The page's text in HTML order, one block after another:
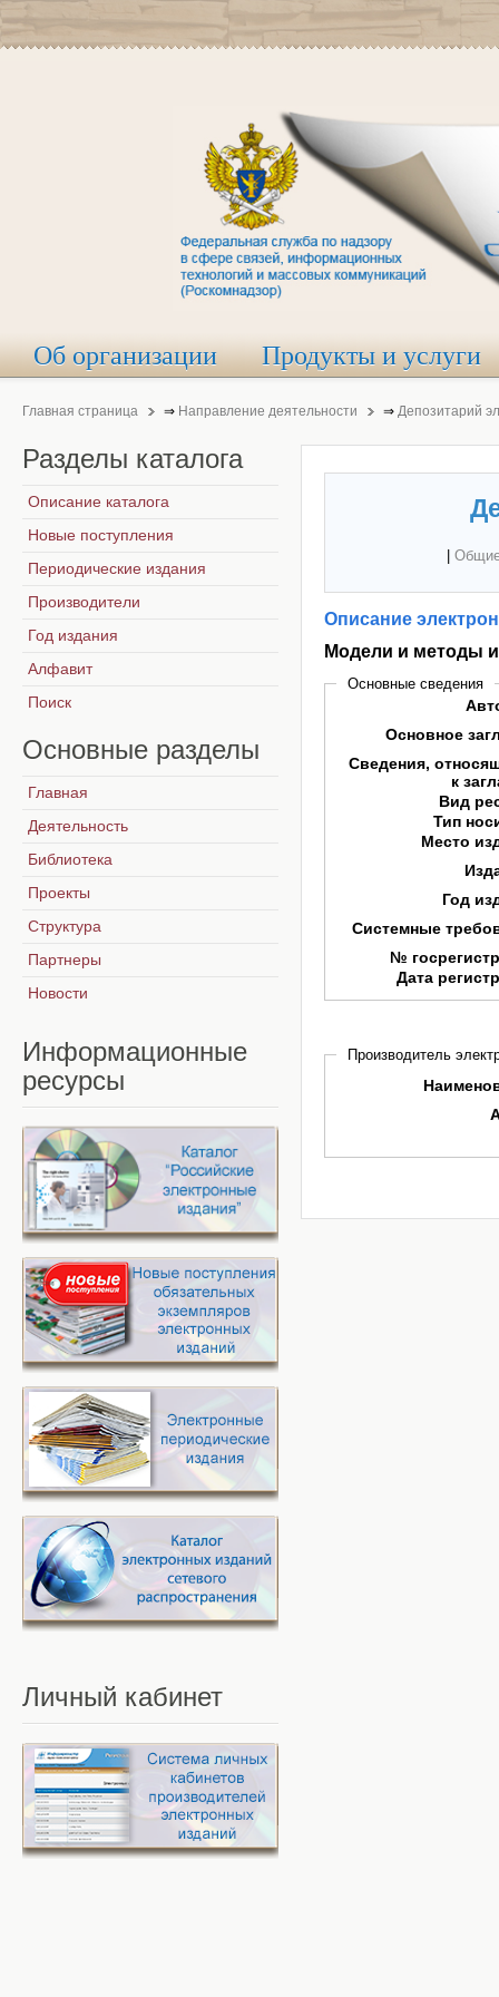
Об организации Продукты и услуги
Главная страница ⇒ Направление деятельности ⇒ Депозитарий
Описание
Модели и методы
Основные сведения
Основное
Сведения,
к
Вид
Тип
Место
Год
Системные
№
Дата
Производитель
Разделы каталога
Описание каталога
Новые поступления
Периодические издания
Производители
Год издания
Алфавит
Поиск
Основные разделы
Главная
Деятельность
Библиотека
Проекты
Структура
Партнеры
Новости
Информационные
ресурсы
Личный кабинет